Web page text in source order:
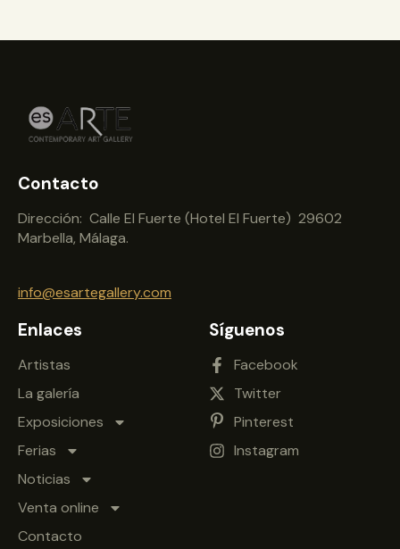
Contacto
Dirección: Calle El Fuerte (Hotel El Fuerte) 29602
Marbella, Málaga.
info@esartegallery.com
Enlaces
Artistas
La galería
Exposiciones
Ferias
Noticias
Venta online
Contacto
Síguenos
Facebook
Twitter
Pinterest
Instagram